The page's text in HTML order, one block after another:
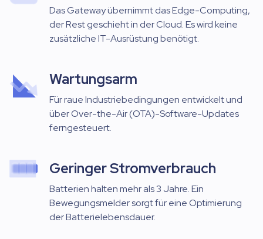
Das Gateway übernimmt das Edge-Computing,
der Rest geschieht in der Cloud. Es wird keine
zusätzliche IT-Ausrüstung benötigt.
Wartungsarm
Für raue Industriebedingungen entwickelt und
über Over-the-Air (OTA)-Software-Updates
ferngesteuert.
Geringer Stromverbrauch
Batterien halten mehr als 3 Jahre. Ein
Bewegungsmelder sorgt für eine Optimierung
der Batterielebensdauer.